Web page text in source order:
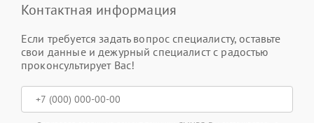
Контактная информация
Если требуется задать вопрос специалисту, оставьте
свои данные и дежурный специалист с радостью
проконсультирует Вас!